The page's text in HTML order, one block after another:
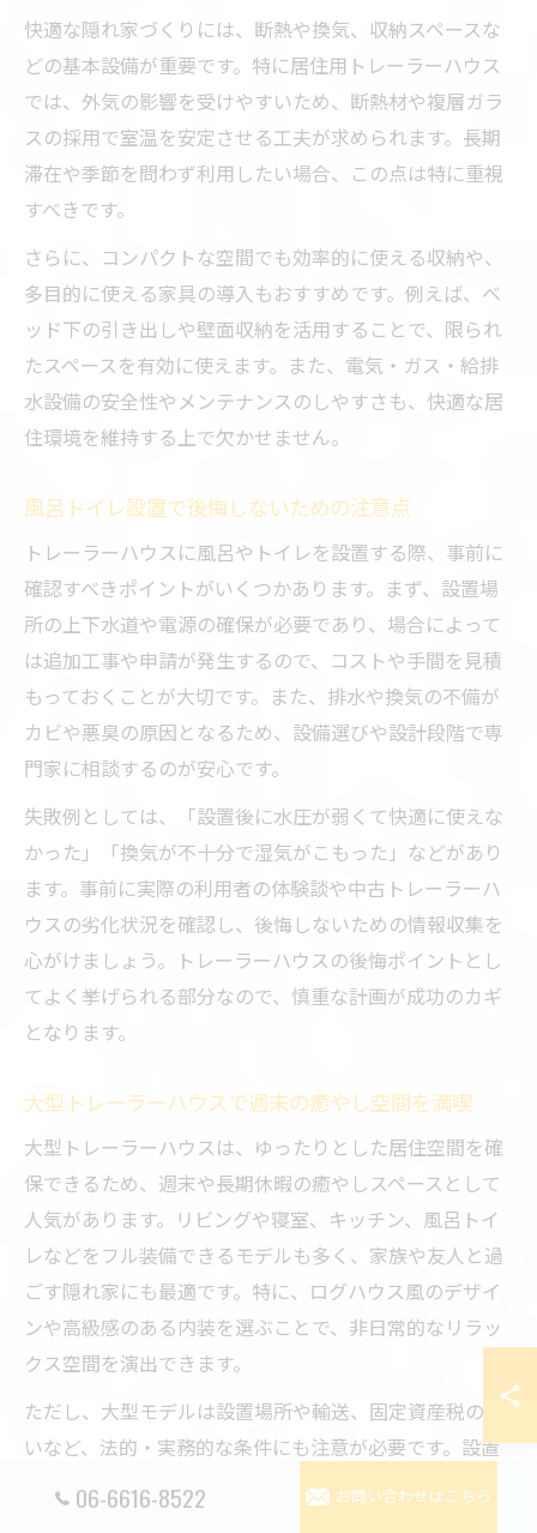
快適な隠れ家づくりには、断熱や換気、収納スペースな
どの基本設備が重要です。特に居住用トレーラーハウス
では、外気の影響を受けやすいため、断熱材や複層ガラ
スの採用で室温を安定させる工夫が求められます。長期
滞在や季節を問わず利用したい場合、この点は特に重視
すべきです。
さらに、コンパクトな空間でも効率的に使える収納や、
多目的に使える家具の導入もおすすめです。例えば、ベ
ッド下の引き出しや壁面収納を活用することで、限られ
たスペースを有効に使えます。また、電気・ガス・給排
水設備の安全性やメンテナンスのしやすさも、快適な居
住環境を維持する上で欠かせません。
風呂トイレ設置で後悔しないための注意点
トレーラーハウスに風呂やトイレを設置する際、事前に
確認すべきポイントがいくつかあります。まず、設置場
所の上下水道や電源の確保が必要であり、場合によって
は追加工事や申請が発生するので、コストや手間を見積
もっておくことが大切です。また、排水や換気の不備が
カビや悪臭の原因となるため、設備選びや設計段階で専
門家に相談するのが安心です。
失敗例としては、「設置後に水圧が弱くて快適に使えな
かった」「換気が不十分で湿気がこもった」などがあり
ます。事前に実際の利用者の体験談や中古トレーラーハ
ウスの劣化状況を確認し、後悔しないための情報収集を
心がけましょう。トレーラーハウスの後悔ポイントとし
てよく挙げられる部分なので、慎重な計画が成功のカギ
となります。
大型トレーラーハウスで週末の癒やし空間を満喫
大型トレーラーハウスは、ゆったりとした居住空間を確
保できるため、週末や長期休暇の癒やしスペースとして
人気があります。リビングや寝室、キッチン、風呂トイ
レなどをフル装備できるモデルも多く、家族や友人と過
ごす隠れ家にも最適です。特に、ログハウス風のデザイ
ンや高級感のある内装を選ぶことで、非日常的なリラッ
クス空間を演出できます。
ただし、大型モデルは設置場所や輸送、固定資産税の扱
いなど、法的・実務的な条件にも注意が必要です。設置
前には、地方自治体の条例や用途地域の確認、維持管理
06-6616-8522 お問い合わせはこちら